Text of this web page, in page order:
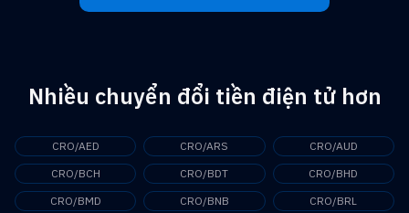
Nhiều chuyển đổi tiền điện tử hơn
CRO/AED CRO/ARS
CRO/AUD
CRO/BCH
CRO/BDT
CRO/BHD
CRO/BMD
CRO/BNB
CRO/BRL